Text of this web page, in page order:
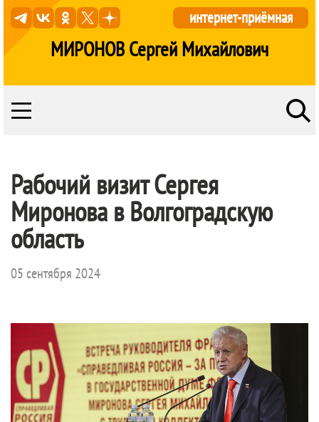
МИРОНОВ Сергей Михайлович
интернет-приёмная
Рабочий визит Сергея
Миронова в Волгоградскую
область
05 сентября 2024